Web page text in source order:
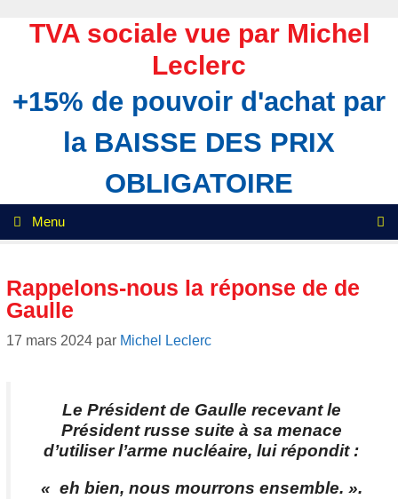
contenu
TVA sociale vue par Michel
Leclerc
+15% de pouvoir d'achat par
la BAISSE DES PRIX
OBLIGATOIRE
Menu
Rappelons-nous la réponse de de
Gaulle
17 mars 2024 par Michel Leclerc
Le Président de Gaulle recevant le
Président russe suite à sa menace
d’utiliser l’arme nucléaire, lui répondit :
« eh bien, nous mourrons ensemble. ».